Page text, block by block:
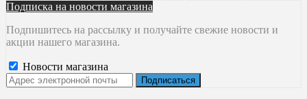
Подписка на новости магазина
Подпишитесь на рассылку и получайте свежие новости и
акции нашего магазина.
Новости магазина